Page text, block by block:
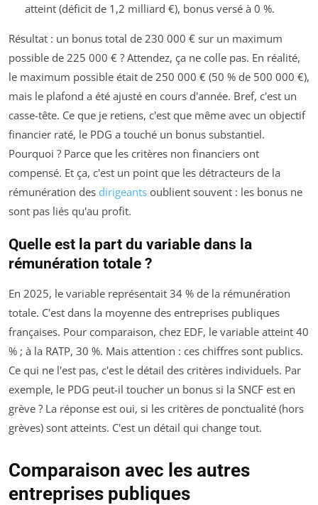
atteint (déficit de 1,2 milliard €), bonus versé à 0 %.
Résultat : un bonus total de 230 000 € sur un maximum
possible de 225 000 € ? Attendez, ça ne colle pas. En réalité,
le maximum possible était de 250 000 € (50 % de 500 000 €),
mais le plafond a été ajusté en cours d'année. Bref, c'est un
casse-tête. Ce que je retiens, c'est que même avec un objectif
financier raté, le PDG a touché un bonus substantiel.
Pourquoi ? Parce que les critères non financiers ont
compensé. Et ça, c'est un point que les détracteurs de la
rémunération des dirigeants oublient souvent : les bonus ne
sont pas liés qu'au profit.
Quelle est la part du variable dans la
rémunération totale ?
En 2025, le variable représentait 34 % de la rémunération
totale. C'est dans la moyenne des entreprises publiques
françaises. Pour comparaison, chez EDF, le variable atteint 40
% ; à la RATP, 30 %. Mais attention : ces chiffres sont publics.
Ce qui ne l'est pas, c'est le détail des critères individuels. Par
exemple, le PDG peut-il toucher un bonus si la SNCF est en
grève ? La réponse est oui, si les critères de ponctualité (hors
grèves) sont atteints. C'est un détail qui change tout.
Comparaison avec les autres
entreprises publiques